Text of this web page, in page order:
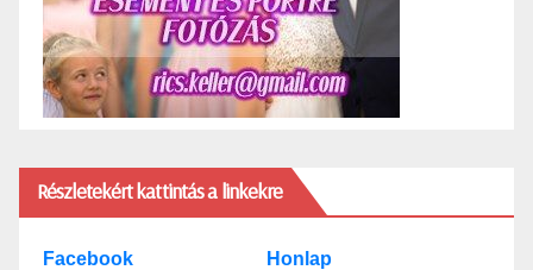
Részletekért kattintás a linkekre
Facebook Honlap